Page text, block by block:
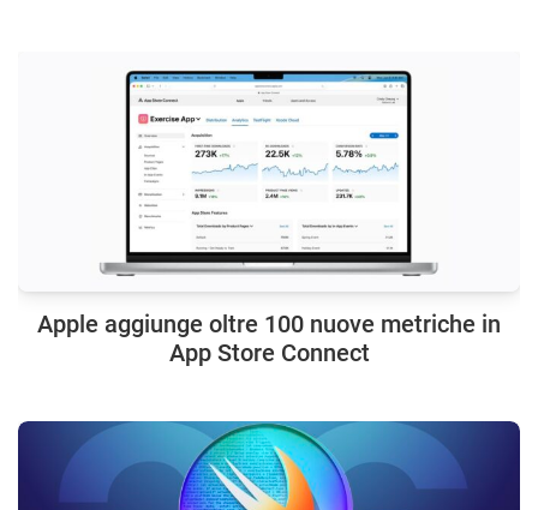
Apple aggiunge oltre 100 nuove metriche in
App Store Connect